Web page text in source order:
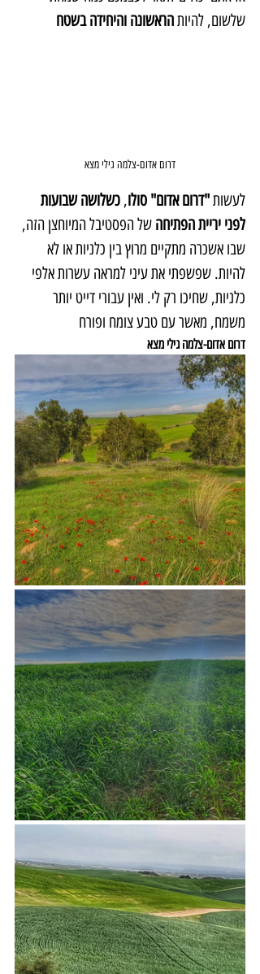
שלשום, להיות הראשונה והיחידה בשטח
דרום אדום-צלמה גילי מצא
לעשות "דרום אדום" סולו, כשלושה שבועות
לפני יריית הפתיחה של הפסטיבל המיוחצן הזה,
שבו אשכרה מתקיים מרוץ בין כלניות או לא
להיות. שפשפתי את עיני למראה עשרות אלפי
כלניות, שחיכו רק לי. ואין עבורי דייט יותר
משמח, מאשר עם טבע צומח ופורח
דרום אדום-צלמה גילי מצא